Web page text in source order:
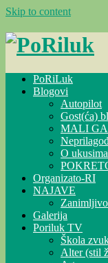
Skip to content
PoRiLuk
Blogovi
Autopilot
Gost(ća)
MALI
O
Organizato-RI
NAJAVE
Galerija
Poriluk TV
Škola
Alter (stil